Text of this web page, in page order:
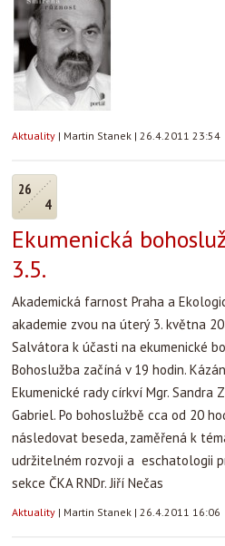
Aktuality | Martin Stanek | 26.4.2011 23:54
26
4
Ekumenická
3.5.
Akademická farnost Praha a
akademie zvou na úterý 3. května
Salvátora k účasti na ekumenické
Bohoslužba začíná v 19 hodin.
Ekumenické rady církví Mgr. Sandra
Gabriel. Po bohoslužbě cca od 20
následovat beseda, zaměřená k
udržitelném rozvoji a eschatologii
sekce ČKA RNDr. Jiří Nečas
Aktuality | Martin Stanek | 26.4.2011 16:06